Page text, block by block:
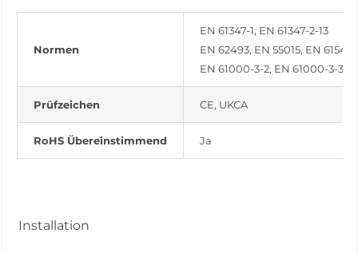
Normen
EN 61347-1, EN 61347-2-13
EN 62493, EN 55015, EN 61547
EN 61000-3-2, EN 61000-3-3
Prüfzeichen CE, UKCA
RoHS Übereinstimmend Ja
Installation